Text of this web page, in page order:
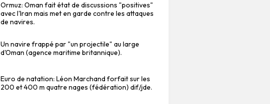
Ormuz: Oman fait état de discussions "positives"
avec l'Iran mais met en garde contre les attaques
de navires.
Un navire frappé par "un projectile" au large
d'Oman (agence maritime britannique).
Euro de natation: Léon Marchand forfait sur les
200 et 400 m quatre nages (fédération) dif/jde.